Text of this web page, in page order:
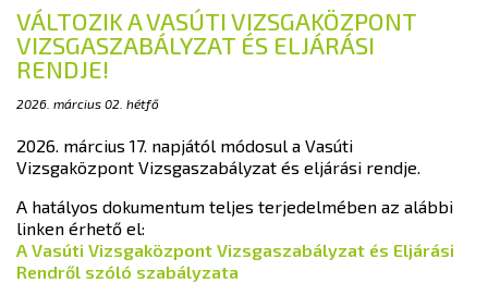
VÁLTOZIK A VASÚTI VIZSGAKÖZPONT
VIZSGASZABÁLYZAT ÉS ELJÁRÁSI
RENDJE!
2026. március 02. hétfő
2026. március 17. napjától módosul a Vasúti
Vizsgaközpont Vizsgaszabályzat és eljárási rendje.
A hatályos dokumentum teljes terjedelmében az alábbi
linken érhető el:
A Vasúti Vizsgaközpont Vizsgaszabályzat és Eljárási
Rendről szóló szabályzata